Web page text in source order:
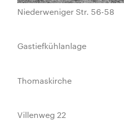
Niederweniger Str. 56-58
Gastiefkühlanlage
Thomaskirche
Villenweg 22